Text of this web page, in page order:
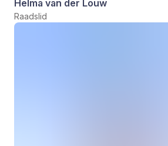
Helma van der Louw
Raadslid